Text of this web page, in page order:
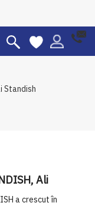
Standish
Ali
a crescut în